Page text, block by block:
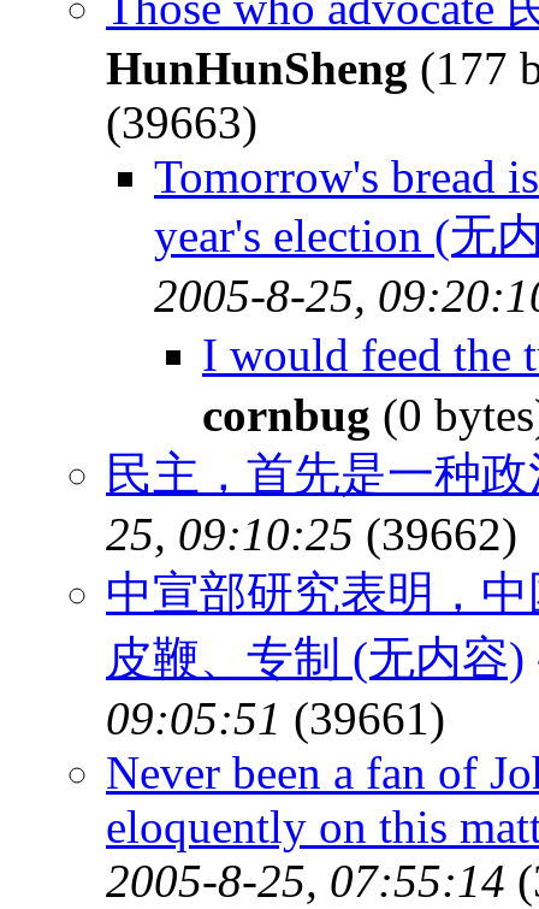
HunHunSheng (177
(39663)
Tomorrow's bread
year's election (无
2005-8-25,
I would feed the
cornbug (0
民主，首先是一种
25, 09:10:25 (39662)
中宣部研究表明，
皮鞭、专制 (无内容)
09:05:51 (39661)
Never been a fan of
eloquently on this
2005-8-25, 07:55:14